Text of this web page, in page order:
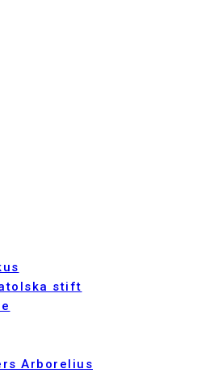
stift
Arborelius